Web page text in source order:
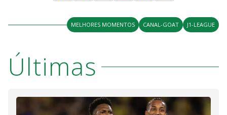
MELHORES MOMENTOS CANAL-GOAT J1-LEAGUE
Últimas